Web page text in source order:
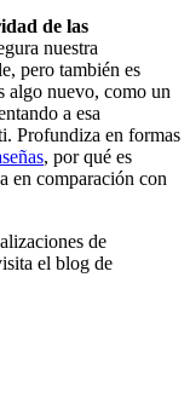
de las
nuestra
pero también es
algo nuevo, como un
a esa
Profundiza en formas
, por qué es
en comparación con
de
el blog de